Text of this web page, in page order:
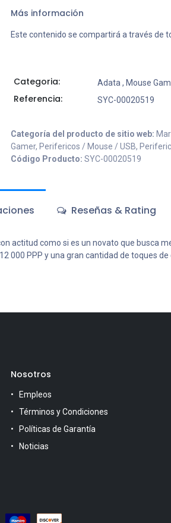
Más información
Este contenido se compartirá a través de
Categoria: Adata , Mouse
Referencia: SYC-00020519
Categoría del producto de sitio web:
Gamer, Perifericos / Mouse / USB,
Código Producto: SYC-00020519
Reseñas & Rating
actitud como si es un novato que busca
000 PPP y una gran cantidad de toques
Nosotros
Empleos
Términos y Condiciones
Políticas de Garantía
Noticias